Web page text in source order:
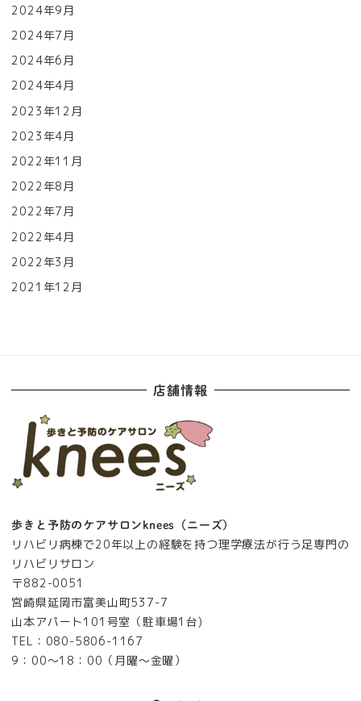
2024年9月
2024年7月
2024年6月
2024年4月
2023年12月
2023年4月
2022年11月
2022年8月
2022年7月
2022年4月
2022年3月
2021年12月
店舗情報
歩きと予防のケアサロンknees（ニーズ）
リハビリ病棟で20年以上の経験を持つ理学療法が行う足専門の
リハビリサロン
〒882-0051
宮崎県延岡市富美山町537-7
山本アパート101号室（駐車場1台)
TEL：080-5806-1167
9：00～18：00（月曜～金曜）